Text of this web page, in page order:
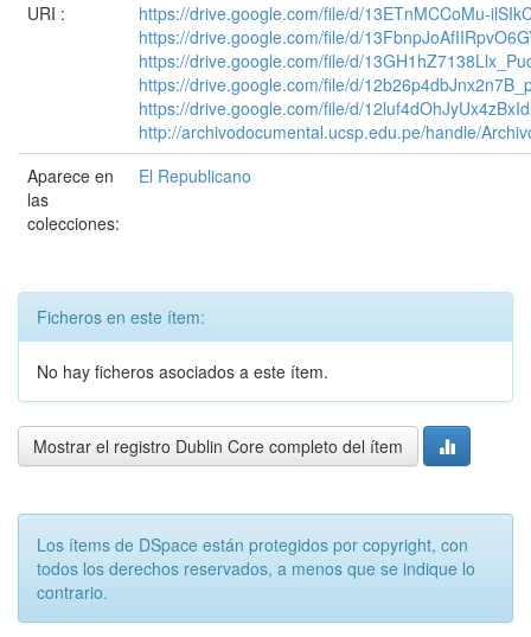
URI :
https://drive.google.com/file/d/13ETnMCCoMu-
https://drive.google.com/file/d/
https://drive.google.com/file/d/
https://drive.google.com/file/d/
https://drive.google.com/file/d/
http://archivodocumental.ucsp.edu.pe/handle/
Aparece en
las
colecciones:
El Republicano
Ficheros en este ítem:
No hay ficheros asociados a este ítem.
Mostrar el registro Dublin Core completo del ítem
Los ítems de DSpace están protegidos por copyright, con
todos los derechos reservados, a menos que se indique lo
contrario.